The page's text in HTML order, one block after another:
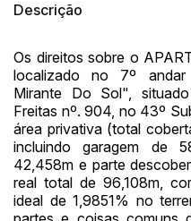
Descrição
Os direitos sobre o
localizado no 7º andar
Mirante Do Sol",
Freitas nº. 904, no 43º
área privativa (total
incluindo garagem de
42,458m e parte
real total de 96,108m,
ideal de 1,9851% no
(Art. 895, CPC)
14/04/2025
14/04/2025
Clique aqui para fazer